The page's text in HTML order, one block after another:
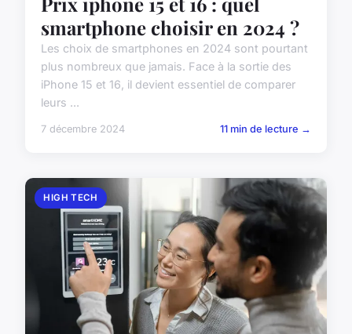
smartphone choisir en 2024 ?
Les choix de smartphones en 2024 sont pourtant
plus nombreux que jamais. Face à la sortie des
iPhone 15 et 16, il devient essentiel de comparer
leurs ...
7 décembre 2024 11 min de lecture →
HIGH TECH